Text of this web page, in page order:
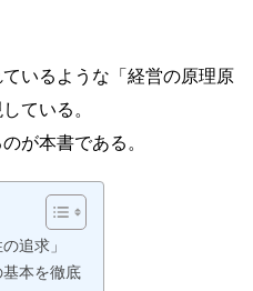
いるような「経営の原理原
ている。
が本書である。
追求」
本を徹底